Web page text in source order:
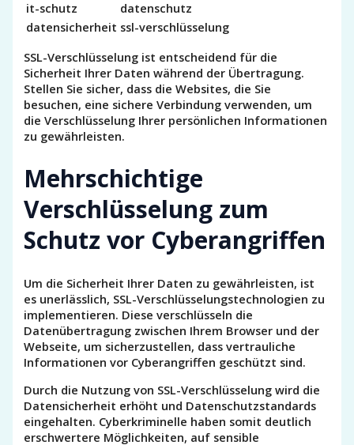
it-schutz
datenschutz
datensicherheit ssl-verschlüsselung
SSL-Verschlüsselung ist entscheidend für die
Sicherheit Ihrer Daten während der Übertragung.
Stellen Sie sicher, dass die Websites, die Sie
besuchen, eine sichere Verbindung verwenden, um
die Verschlüsselung Ihrer persönlichen Informationen
zu gewährleisten.
Mehrschichtige
Verschlüsselung zum
Schutz vor Cyberangriffen
Um die Sicherheit Ihrer Daten zu gewährleisten, ist
es unerlässlich, SSL-Verschlüsselungstechnologien zu
implementieren. Diese verschlüsseln die
Datenübertragung zwischen Ihrem Browser und der
Webseite, um sicherzustellen, dass vertrauliche
Informationen vor Cyberangriffen geschützt sind.
Durch die Nutzung von SSL-Verschlüsselung wird die
Datensicherheit erhöht und Datenschutzstandards
eingehalten. Cyberkriminelle haben somit deutlich
erschwertere Möglichkeiten, auf sensible